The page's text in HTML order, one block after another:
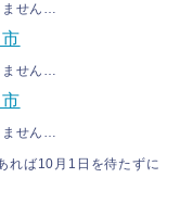
ません…
ません…
ません…
ば10月1日を待たずに